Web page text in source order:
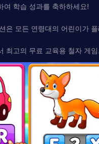
여 학습 성과를 축하하세요!
은 모든 연령대의 어린이가
최고의 무료 교육용 철자 게